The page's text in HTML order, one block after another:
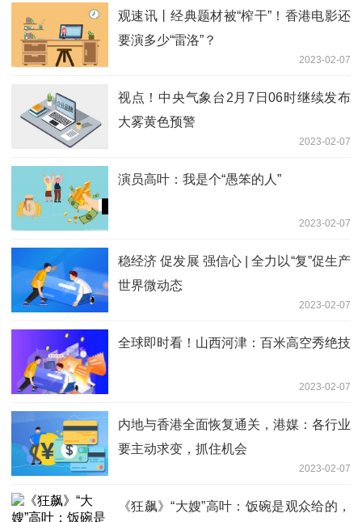
观速讯丨经典题材被“榨干”！香港电影还
要演多少“雷洛”？
2023-02-07
视点！中央气象台2月7日06时继续发布
大雾黄色预警
2023-02-07
演员高叶：我是个“愚笨的人”
2023-02-07
稳经济 促发展 强信心 | 全力以“复”促生产
世界微动态
2023-02-07
全球即时看！山西河津：百米高空秀绝技
2023-02-07
内地与香港全面恢复通关，港媒：各行业
要主动求变，抓住机会
2023-02-07
《狂飙》“大嫂”高叶：饭碗是观众给的，